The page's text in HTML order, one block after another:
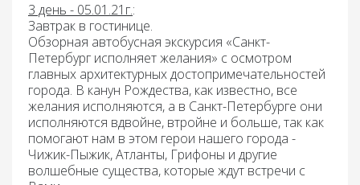
3 день - 05.01.21г.:
Завтрак в гостинице.
Обзорная автобусная экскурсия «Санкт-
Петербург исполняет желания» с осмотром
главных архитектурных достопримечательностей
города. В канун Рождества, как известно, все
желания исполняются, а в Санкт-Петербурге они
исполняются вдвойне, втройне и больше, так как
помогают нам в этом герои нашего города -
Чижик-Пыжик, Атланты, Грифоны и другие
волшебные существа, которые ждут встречи с